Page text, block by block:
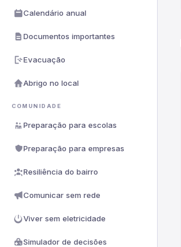
Calendário anual
Documentos importantes
Evacuação
Abrigo no local
COMUNIDADE
Preparação para escolas
Preparação para empresas
Resiliência do bairro
Comunicar sem rede
Viver sem eletricidade
Simulador de decisões